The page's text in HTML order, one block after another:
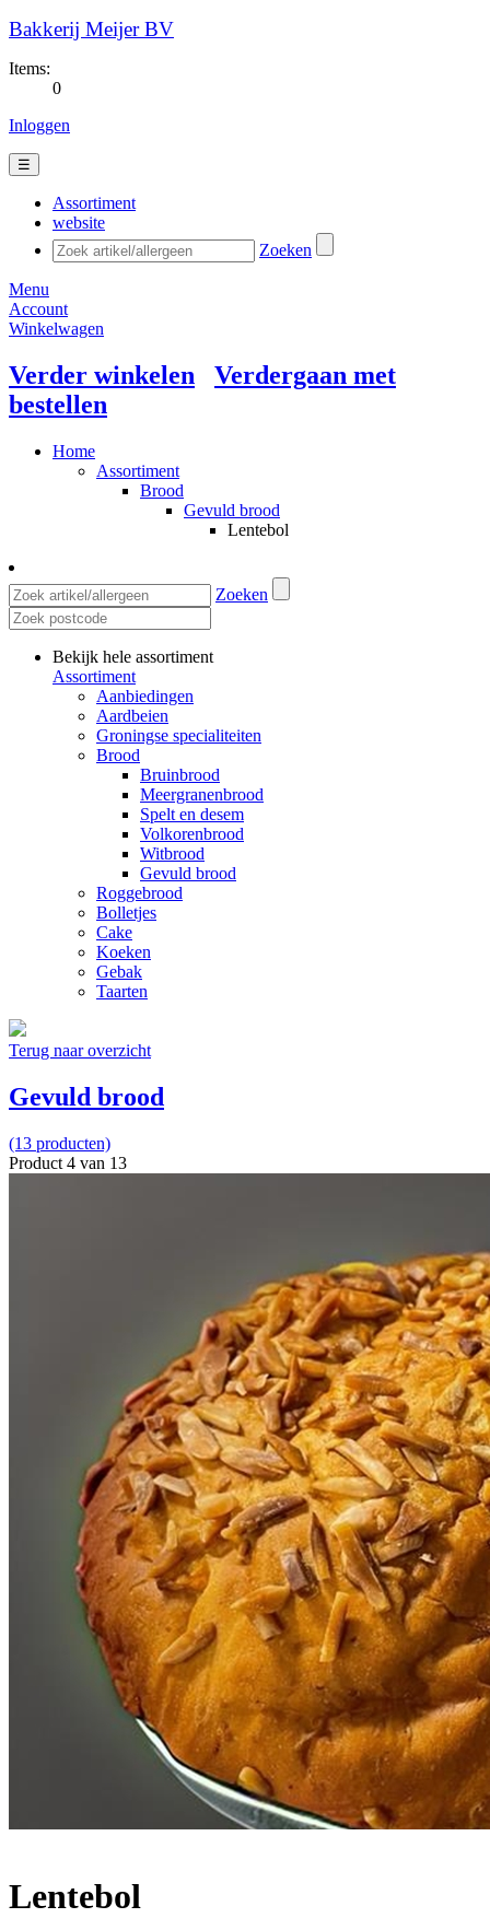
Bakkerij Meijer BV
Items:
0
Inloggen
☰
Assortiment
website
Zoeken
Menu
Account
Winkelwagen
Verder winkelen
Verdergaan met
bestellen
Home
Assortiment
Brood
Gevuld brood
Lentebol
Zoeken
Bekijk hele assortiment
Assortiment
Aanbiedingen
Aardbeien
Groningse specialiteiten
Brood
Bruinbrood
Meergranenbrood
Spelt en desem
Volkorenbrood
Witbrood
Gevuld brood
Roggebrood
Bolletjes
Cake
Koeken
Gebak
Taarten
Terug naar overzicht
Gevuld brood
(13 producten)
Product 4 van 13
Lentebol